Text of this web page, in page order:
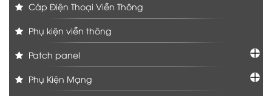
Cáp Điện Thoại Viễn Thông
Phụ kiện viễn thông
Patch panel
Phụ Kiện Mạng